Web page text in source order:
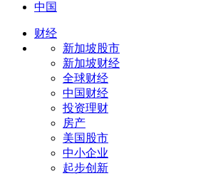
中国
财经
新加坡股市
新加坡财经
全球财经
中国财经
投资理财
房产
美国股市
中小企业
起步创新